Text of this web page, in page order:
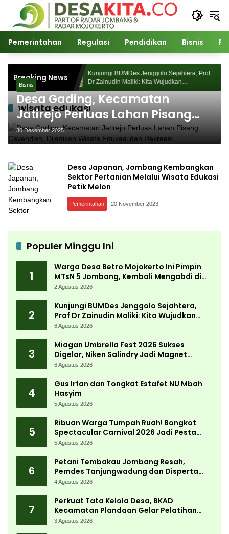
Langsung
konten
Pemerintahan Regulasi Pendidikan Bisnis
Breaking News
Prof
Potensi Desa
Kunjungi BUMDes Jenggolo Sejahtera, Prof
Dr Zainudin Maliki: Kita Wujudkan
Kemandirian Ekonomi dengan Potensi Desa
wisata edukasi
Bisnis
Desa Gading, Kecamatan
Jatirejo Perluas Lahan Pisang
Cavendish, Dijadikan Wisata
Edukasi dan Rekreasi
30 Desember 2025
Desa Japanan, Jombang Kembangkan
Sektor Pertanian Melalui Wisata Edukasi
Petik Melon
Pemerintahan 20 November 2023
Populer Minggu Ini
1
Warga Desa Betro Mojokerto Ini Pimpin
MTsN 5 Jombang, Kembali Mengabdi di
Almamater
2 Agustus 2026
2
Kunjungi BUMDes Jenggolo Sejahtera,
Prof Dr Zainudin Maliki: Kita Wujudkan
Kemandirian Ekonomi dengan Potensi
6 Agustus 2026
3
Miagan Umbrella Fest 2026 Sukses
Digelar, Niken Salindry Jadi Magnet
Ribuan Pengunjung
6 Agustus 2026
4
Gus Irfan dan Tongkat Estafet NU Mbah
Hasyim
5 Agustus 2026
5
Ribuan Warga Tumpah Ruah! Bongkot
Spectacular Carnival 2026 Jadi Pesta
Kemerdekaan Terbesar di Peterongan
5 Agustus 2026
6
Petani Tembakau Jombang Resah,
Pemdes Tanjungwadung dan Disperta
Bergerak Cepat
4 Agustus 2026
7
Perkuat Tata Kelola Desa, BKAD
Kecamatan Plandaan Gelar Pelatihan
Aparatur Pemdes
3 Agustus 2026